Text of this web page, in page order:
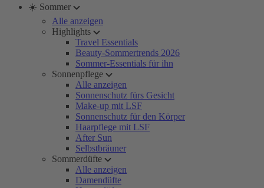
☀️ Sommer
Alle anzeigen
Highlights
Travel Essentials
Beauty-Sommertrends 2026
Sommer-Essentials für ihn
Sonnenpflege
Alle anzeigen
Sonnenschutz fürs Gesicht
Make-up mit LSF
Sonnenschutz für den Körper
Haarpflege mit LSF
After Sun
Selbstbräuner
Sommerdüfte
Alle anzeigen
Damendüfte